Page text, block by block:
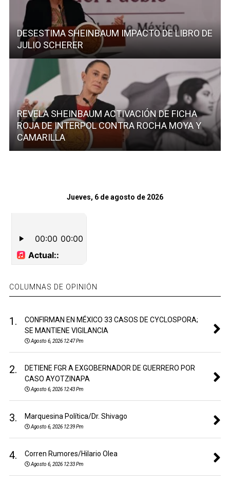
DESESTIMA SHEINBAUM IMPACTO DE LIBRO DE
JULIO SCHERER
REVELA SHEINBAUM ACTIVACIÓN DE FICHA
ROJA DE INTERPOL CONTRA ROCHA MOYA Y
CAMARILLA
Jueves, 6 de agosto de 2026
COLUMNAS DE OPINIÓN
1.
CONFIRMAN EN MÉXICO 33 CASOS DE CYCLOSPORA;
SE MANTIENE VIGILANCIA
Agosto 6, 2026 12:47 Pm
2.
DETIENE FGR A EXGOBERNADOR DE GUERRERO POR
CASO AYOTZINAPA
Agosto 6, 2026 12:43 Pm
3. Marquesina Política/Dr. Shivago
Agosto 6, 2026 12:39 Pm
4. Corren Rumores/Hilario Olea
Agosto 6, 2026 12:33 Pm